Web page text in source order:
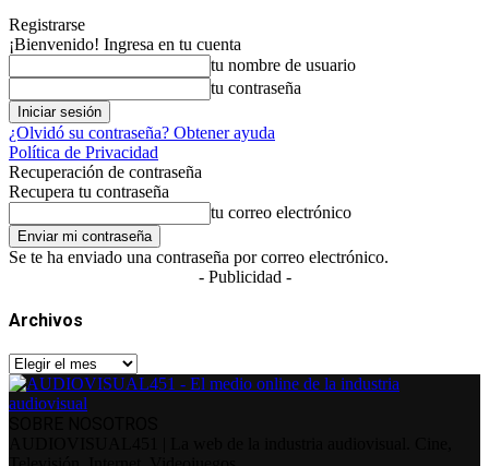
Registrarse
¡Bienvenido! Ingresa en tu cuenta
tu nombre de usuario
tu contraseña
¿Olvidó su contraseña? Obtener ayuda
Política de Privacidad
Recuperación de contraseña
Recupera tu contraseña
tu correo electrónico
Se te ha enviado una contraseña por correo electrónico.
- Publicidad -
Archivos
Archivos